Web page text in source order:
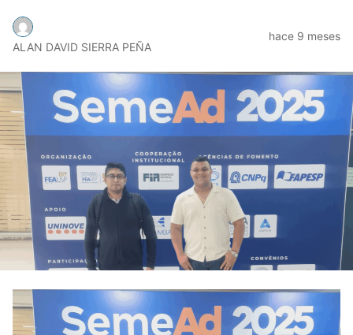
ALAN DAVID SIERRA PEÑA
hace 9 meses